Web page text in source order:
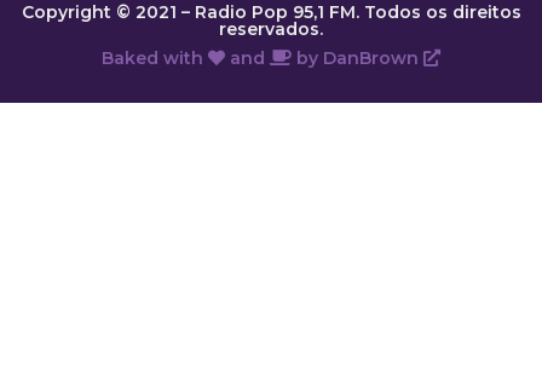
Copyright © 2021 – Radio Pop 95,1 FM. Todos os direitos
reservados.
Baked with
and by DanBrown